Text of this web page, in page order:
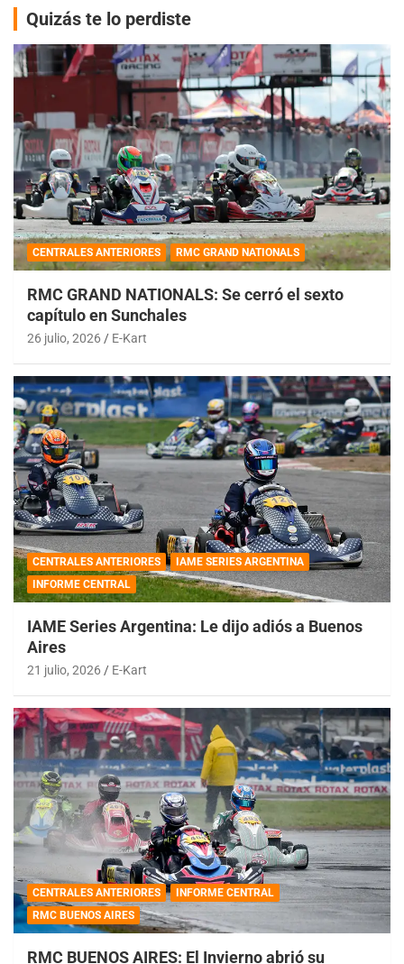
Quizás te lo perdiste
CENTRALES ANTERIORES RMC GRAND NATIONALS
RMC GRAND NATIONALS: Se cerró el sexto
capítulo en Sunchales
26 julio, 2026 E-Kart
CENTRALES ANTERIORES
IAME SERIES ARGENTINA
INFORME CENTRAL
IAME Series Argentina: Le dijo adiós a Buenos
Aires
21 julio, 2026 E-Kart
CENTRALES ANTERIORES
INFORME CENTRAL
RMC BUENOS AIRES
RMC BUENOS AIRES: El Invierno abrió su